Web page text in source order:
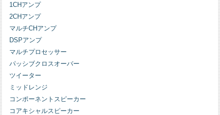
1CHアンプ
2CHアンプ
マルチCHアンプ
DSPアンプ
マルチプロセッサー
パッシブクロスオーバー
ツイーター
ミッドレンジ
コンポーネントスピーカー
コアキシャルスピーカー